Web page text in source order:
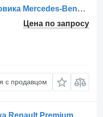
Осушитель воздуха Knorr-Bremse A0014460364-K078214 для грузовика Mercedes-Benz Actros Mp4 Arocs
Цена по запросу
с продавцом
Renault Premium